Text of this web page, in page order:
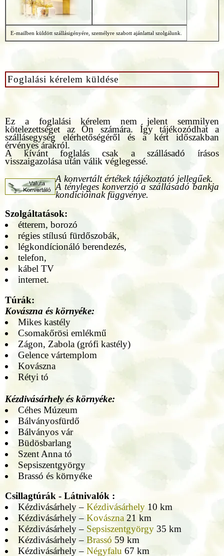
E-mailben küldött szállásigényére, személyre szabott ajánlattal szolgálunk.
Foglalási kérelem küldése
Ez a foglalási kérelem nem jelent semmilyen
kötelezettséget az Ön számára. Így tájékozódhat a
szállásegység elérhetőségéről és a kért időszakban
érvényes árakról.
A kívánt foglalás csak a szállásadó írásos
visszaigazolása után válik véglegessé.
A konvertált értékek tájékoztató jellegűek.
A tényleges konverzió a szállásadó bankja
kondícióinak függvénye.
Szolgáltatások:
étterem, borozó
régies stílusú fürdőszobák,
légkondícionáló berendezés,
telefon,
kábel TV
internet.
Túrák:
Kovászna és környéke:
Mikes kastély
Csomakőrösi emlékmű
Zágon, Zabola (grófi kastély)
Gelence vártemplom
Kovászna
Rétyi tó
Kézdivásárhely és környéke:
Céhes Múzeum
Bálványosfürdő
Bálványos vár
Büdösbarlang
Szent Anna tó
Sepsiszentgyörgy
Brassó és környéke
Csillagtúrák - Látnivalók :
Kézdivásárhely – Kézdivásárhely10 km
Kézdivásárhely – Kovászna21 km
Kézdivásárhely – Sepsiszentgyörgy35 km
Kézdivásárhely – Brassó 59 km
Kézdivásárhely – Négyfalu 67 km